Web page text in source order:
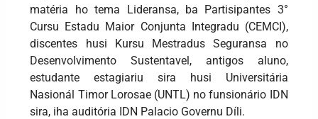
matéria ho tema Lideransa, ba Partisipantes 3°
Cursu Estadu Maior Conjunta Integradu (CEMCI),
discentes husi Kursu Mestradus Seguransa no
Desenvolvimento Sustentavel, antigos aluno,
estudante estagiariu sira husi Universitária
Nasionál Timor Lorosae (UNTL) no funsionário IDN
sira, iha auditória IDN Palacio Governu Díli.